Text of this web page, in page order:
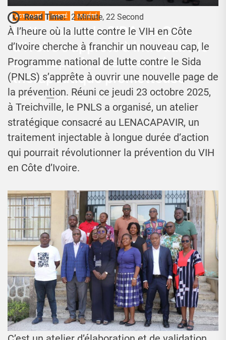
ACTUALITÉ SANTÉ SOCIÉTÉ
Lutte contre le SIDA : la Côte
d’Ivoire s’apprête à introduire le
Lenacapavir, une avancée
thérapeutique prometteuse
Josué Koffi
Read Time: 2 Minute, 22 Second
À l’heure où la lutte contre le VIH en Côte
d’Ivoire cherche à franchir un nouveau cap, le
Programme national de lutte contre le Sida
(PNLS) s’apprête à ouvrir une nouvelle page de
la prévention. Réuni ce jeudi 23 octobre 2025,
à Treichville, le PNLS a organisé, un atelier
stratégique consacré au LENACAPAVIR, un
traitement injectable à longue durée d’action
qui pourrait révolutionner la prévention du VIH
en Côte d’Ivoire.